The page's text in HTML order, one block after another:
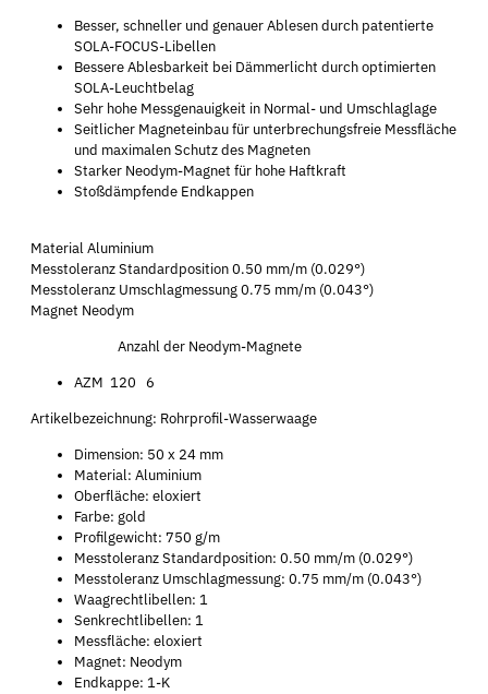
Besser, schneller und genauer Ablesen durch patentierte
SOLA-FOCUS-Libellen
Bessere Ablesbarkeit bei Dämmerlicht durch optimierten
SOLA-Leuchtbelag
Sehr hohe Messgenauigkeit in Normal- und Umschlaglage
Seitlicher Magneteinbau für unterbrechungsfreie Messfläche
und maximalen Schutz des Magneten
Starker Neodym-Magnet für hohe Haftkraft
Stoßdämpfende Endkappen
Material Aluminium
Messtoleranz Standardposition 0.50 mm/m (0.029°)
Messtoleranz Umschlagmessung 0.75 mm/m (0.043°)
Magnet Neodym
Anzahl der Neodym-Magnete
AZM 120 6
Artikelbezeichnung: Rohrprofil-Wasserwaage
Dimension: 50 x 24 mm
Material: Aluminium
Oberfläche: eloxiert
Farbe: gold
Profilgewicht: 750 g/m
Messtoleranz Standardposition: 0.50 mm/m (0.029°)
Messtoleranz Umschlagmessung: 0.75 mm/m (0.043°)
Waagrechtlibellen: 1
Senkrechtlibellen: 1
Messfläche: eloxiert
Magnet: Neodym
Endkappe: 1-K